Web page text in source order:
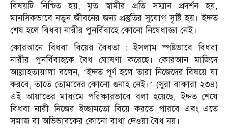
বিষয়টি নিশ্চিত হয়, মৃত স্বামীর প্রতি সম্মান প্রদর্শন হয়,
মানসিকভাবে নতুন জীবনের জন্য প্রস্তুতির সুযোগ সৃষ্টি হয়। ইদ্দত
শেষ হলে বিধবা নারীর পুনর্বিবাহে কোনো নিষেধাজ্ঞা নেই।
কোরআনে বিধবা বিয়ের বৈধতা : ইসলাম স্পষ্টভাবে বিধবা
নারীর পুনর্বিবাহকে বৈধ ঘোষণা করেছে। কোরআন মাজিদে
আল্লাহতায়ালা বলেন, ‘ইদ্দত পূর্ণ হলে তারা নিজেদের বিষয়ে যা
করবে, তাতে তোমাদের কোনো গুনাহ নেই।’ (সুরা বাকারা ২৩৪)
এই আয়াতের মাধ্যমে পরিষ্কারভাবে বলা হয়েছে, ইদ্দত শেষে
বিধবা নারী নিজের ইচ্ছামতো বিয়ে করতে পারবে এবং এতে
সমাজ বা অভিভাবকের কোনো বাধা দেওয়া বৈধ নয়।